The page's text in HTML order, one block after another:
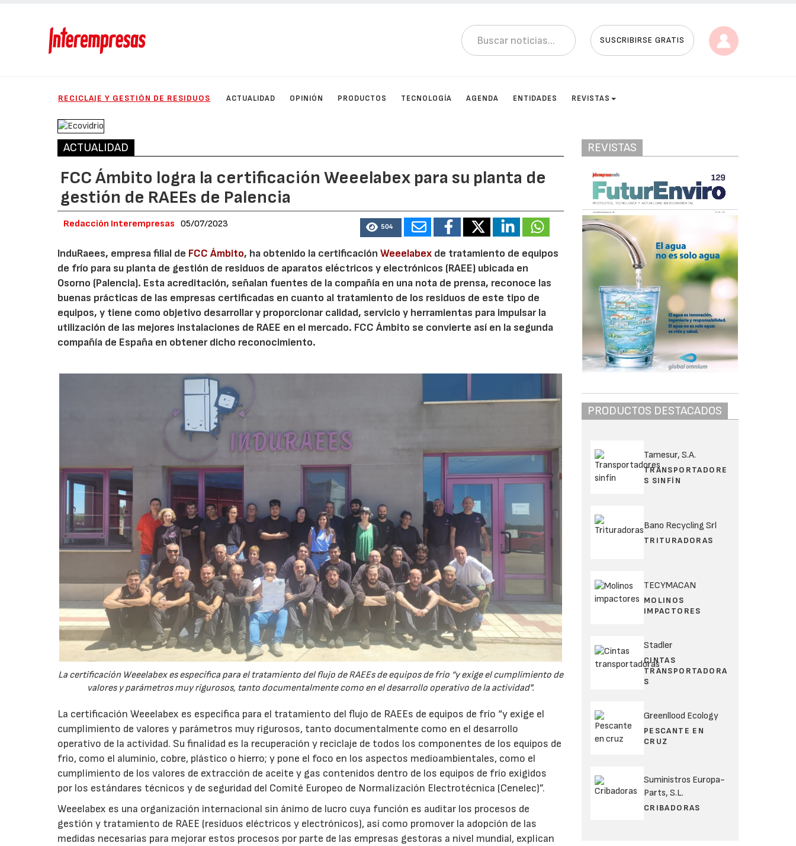
SUSCRIBIRSE GRATIS
RECICLAJE Y GESTIÓN DE RESIDUOS ACTUALIDAD OPINIÓN PRODUCTOS TECNOLOGÍA AGENDA ENTIDADES REVISTAS
ACTUALIDAD
FCC Ámbito logra la certificación Weeelabex para su planta de
gestión de RAEEs de Palencia
Redacción Interempresas 05/07/2023 504
InduRaees, empresa filial de FCC Ámbito, ha obtenido la certificaciónWeeelabex de tratamiento de equipos
de frío para su planta de gestión de residuos de aparatos eléctricos y electrónicos (RAEE) ubicada en
Osorno (Palencia). Esta acreditación, señalan fuentes de la compañía en una nota de prensa, reconoce las
buenas prácticas de las empresas certificadas en cuanto al tratamiento de los residuos de este tipo de
equipos, y tiene como objetivo desarrollar y proporcionar calidad, servicio y herramientas para impulsar la
utilización de las mejores instalaciones de RAEE en el mercado. FCC Ámbito se convierte así en la segunda
compañía de España en obtener dicho reconocimiento.
La certificación Weeelabex es específica para el tratamiento del flujo de RAEEs de equipos de frío “y exige el cumplimiento de
valores y parámetros muy rigurosos, tanto documentalmente como en el desarrollo operativo de la actividad".
La certificación Weeelabex es específica para el tratamiento del flujo de RAEEs de equipos de frío “y exige el
cumplimiento de valores y parámetros muy rigurosos, tanto documentalmente como en el desarrollo
operativo de la actividad. Su finalidad es la recuperación y reciclaje de todos los componentes de los equipos de
frio, como el aluminio, cobre, plástico o hierro; y pone el foco en los aspectos medioambientales, como el
cumplimiento de los valores de extracción de aceite y gas contenidos dentro de los equipos de frío exigidos
por los estándares técnicos y de seguridad del Comité Europeo de Normalización Electrotécnica (Cenelec)”.
Weeelabex es una organización internacional sin ánimo de lucro cuya función es auditar los procesos de
gestión y tratamiento de RAEE (residuos eléctricos y electrónicos), así como promover la adopción de las
medidas necesarias para mejorar estos procesos por parte de las empresas gestoras a nivel mundial, explican
REVISTAS
PRODUCTOS DESTACADOS
Tamesur, S.A.
TRANSPORTADORE
S SINFÍN
Bano Recycling Srl
TRITURADORAS
TECYMACAN
MOLINOS
IMPACTORES
Stadler
CINTAS
TRANSPORTADORA
S
Greenllood Ecology
PESCANTE EN
CRUZ
Suministros Europa-
Parts, S.L.
CRIBADORAS